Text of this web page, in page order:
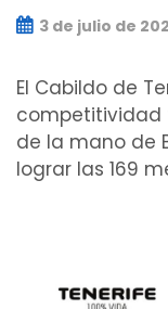
3 de julio de
El Cabildo de
competitividad
de la mano de
lograr las 169